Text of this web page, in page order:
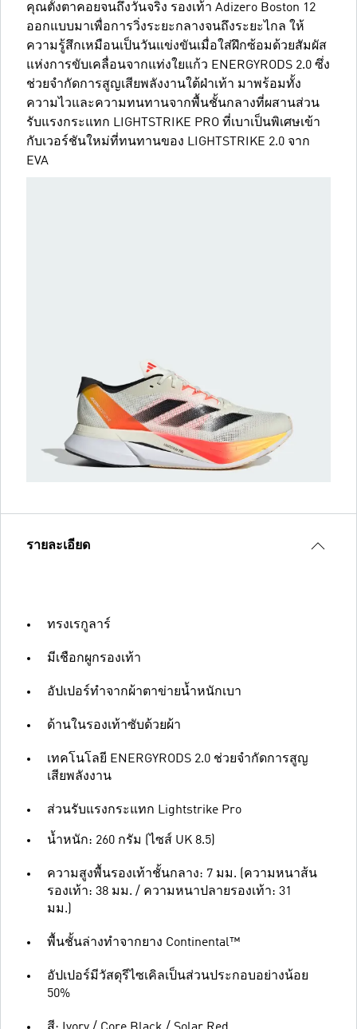
คุณตั้งตาคอยจนถึงวันจริง รองเท้า Adizero Boston 12
ออกแบบมาเพื่อการวิ่งระยะกลางจนถึงระยะไกล ให้
ความรู้สึกเหมือนเป็นวันแข่งขันเมื่อใส่ฝึกซ้อมด้วยสัมผัส
แห่งการขับเคลื่อนจากแท่งใยแก้ว ENERGYRODS 2.0 ซึ่ง
ช่วยจำกัดการสูญเสียพลังงานใต้ฝ่าเท้า มาพร้อมทั้ง
ความไวและความทนทานจากพื้นชั้นกลางที่ผสานส่วน
รับแรงกระแทก LIGHTSTRIKE PRO ที่เบาเป็นพิเศษเข้า
กับเวอร์ชันใหม่ที่ทนทานของ LIGHTSTRIKE 2.0 จาก
EVA
รายละเอียด
ทรงเรกูลาร์
มีเชือกผูกรองเท้า
อัปเปอร์ทำจากผ้าตาข่ายน้ำหนักเบา
ด้านในรองเท้าซับด้วยผ้า
เทคโนโลยี ENERGYRODS 2.0 ช่วยจำกัดการสูญ
เสียพลังงาน
ส่วนรับแรงกระแทก Lightstrike Pro
น้ำหนัก: 260 กรัม (ไซส์ UK 8.5)
ความสูงพื้นรองเท้าชั้นกลาง: 7 มม. (ความหนาส้น
รองเท้า: 38 มม. / ความหนาปลายรองเท้า: 31
มม.)
พื้นชั้นล่างทำจากยาง Continental™
อัปเปอร์มีวัสดุรีไซเคิลเป็นส่วนประกอบอย่างน้อย
50%